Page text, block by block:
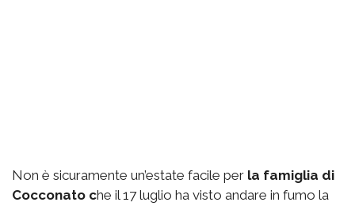
Non è sicuramente un’estate facile per la famiglia di
Cocconato che il 17 luglio ha visto andare in fumo la